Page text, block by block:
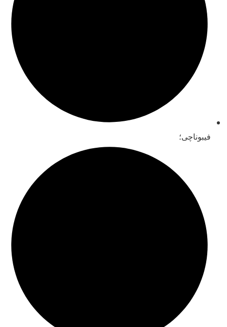
فیبوناچی؛